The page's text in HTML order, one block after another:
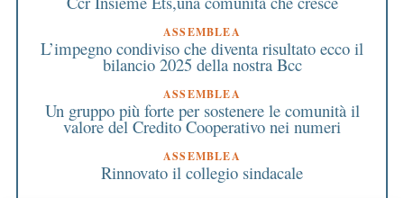
ASSEMBLEA
L’impegno condiviso che diventa risultato ecco il
bilancio 2025 della nostra Bcc
ASSEMBLEA
Un gruppo più forte per sostenere le comunità il
valore del Credito Cooperativo nei numeri
ASSEMBLEA
Rinnovato il collegio sindacale